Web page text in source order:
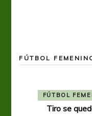
FÚTBOL
FÚTBOL
Tiro se